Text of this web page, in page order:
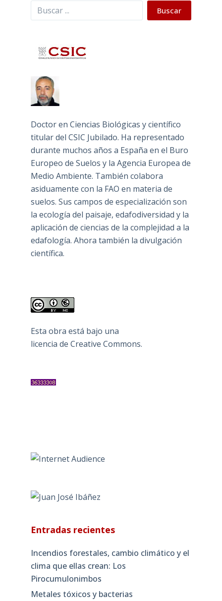
Buscar Buscar
Doctor en Ciencias Biológicas y científico
titular del CSIC Jubilado. Ha representado
durante muchos años a España en el Buro
Europeo de Suelos y la Agencia Europea de
Medio Ambiente. También colabora
asiduamente con la FAO en materia de
suelos. Sus campos de especialización son
la ecología del paisaje, edafodiversidad y la
aplicación de ciencias de la complejidad a la
edafología. Ahora también la divulgación
científica.
Esta obra está bajo una
licencia de Creative Commons.
Entradas recientes
Incendios forestales, cambio climático y el
clima que ellas crean: Los
Pirocumulonimbos
Metales tóxicos y bacterias